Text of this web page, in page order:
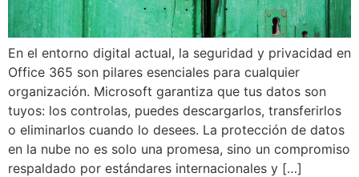
En el entorno digital actual, la seguridad y privacidad en
Office 365 son pilares esenciales para cualquier
organización. Microsoft garantiza que tus datos son
tuyos: los controlas, puedes descargarlos, transferirlos
o eliminarlos cuando lo desees. La protección de datos
en la nube no es solo una promesa, sino un compromiso
respaldado por estándares internacionales y […]